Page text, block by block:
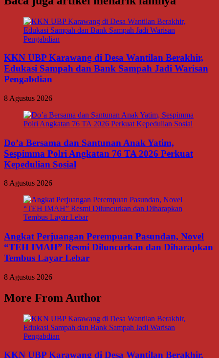
KKN UBP Karawang di Desa Wantilan Berakhir,
Edukasi Sampah dan Bank Sampah Jadi Warisan
Pengabdian
8 Agustus 2026
Do’a Bersama dan Santunan Anak Yatim,
Sespimma Polri Angkatan 76 TA 2026 Perkuat
Kepedulian Sosial
8 Agustus 2026
Angkat Perjuangan Perempuan Pasundan, Novel
“TEH IMAH” Resmi Diluncurkan dan Diharapkan
Tembus Layar Lebar
8 Agustus 2026
More From Author
KKN UBP Karawang di Desa Wantilan Berakhir,